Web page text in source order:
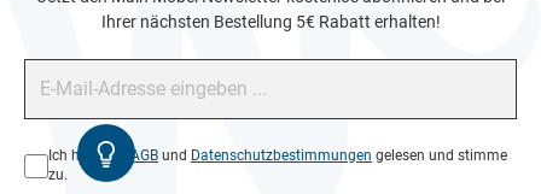
Ihrer nächsten Bestellung 5€ Rabatt erhalten!
Datenschutz*
Ich habe die AGB und Datenschutzbestimmungen gelesen und stimme
zu.
Kontrast